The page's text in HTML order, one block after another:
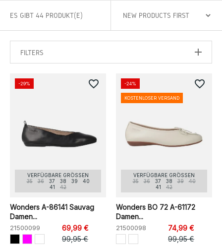
ES GIBT 44 PRODUKT(E)
FILTERS
VERFÜGBARE GRÖSSEN
35
36 37 38 39
40
41
42
Wonders A-86141 Sauvag
Damen...
21500099
69,99 €
99,95 €
-29% favorite_border
VERFÜGBARE GRÖSSEN
35
36 37 38 39
40
41
42
Wonders BO 72 A-61172
Damen...
21500098
74,99 €
99,95 €
-24%
KOSTENLOSER VERSAND
favorite_border